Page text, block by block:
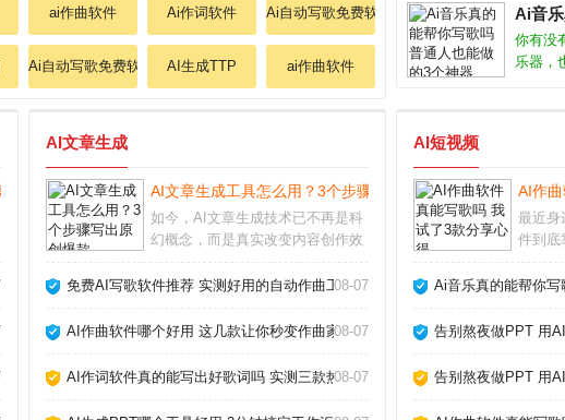
ai作曲软件 Ai作词软件 Ai自动写歌免费软件
Ai自动写歌免费软件 AI生成TTP ai作曲软件
来越多
至批量
AI写出
Ai音乐
你有没
乐器，
定工作汇报_
AI文章生成
AI文章生成工具怎么用？3个步骤写出原创爆款_
如今，AI文章生成技术已不再是科
幻概念，而是真实改变内容创作效
案，越来越多人开始借助AI写稿、
人仍困惑：AI写出来的文章会不会
免费AI写歌软件推荐 实测好用的自动作曲工具_
08-07
AI作曲软件哪个好用 这几款让你秒变作曲家_08-07
AI作词软件真的能写出好歌词吗 实测三款热门工具告诉你答案_
08-07
AI短视频
AI作
最近身
件到底
款之后
的新手
Ai音乐真的能帮你写
告别熬夜做PPT 用
告别熬夜做PPT 用